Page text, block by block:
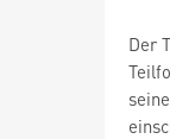
Der